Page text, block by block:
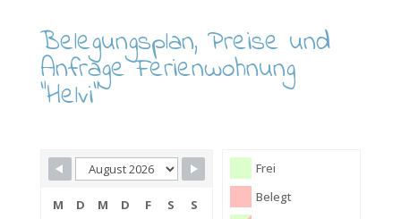
Belegungsplan, Preise und
Anfrage Ferienwohnung
"Helvi"
Skip Booking Form
Frei
Belegt
M D M D F S S